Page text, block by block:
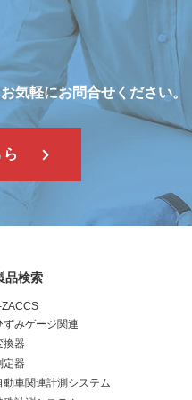
気軽にお問合せください。
品検索
ZACCS
ずみゲージ関連
換器
定器
動車関連計測システム